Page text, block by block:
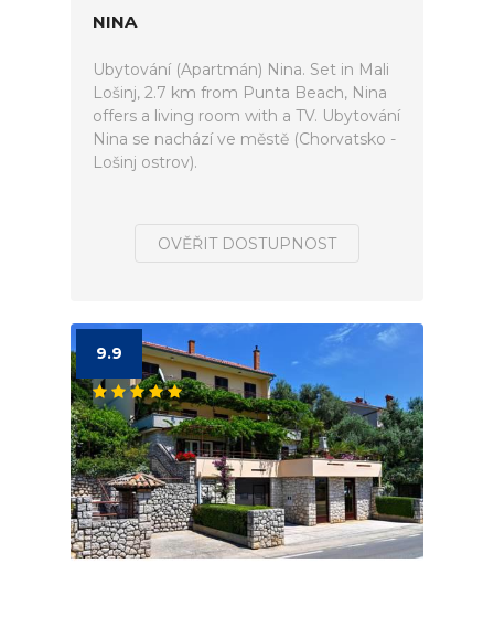
NINA
Ubytování (Apartmán) Nina. Set in Mali
Lošinj, 2.7 km from Punta Beach, Nina
offers a living room with a TV. Ubytování
Nina se nachází ve městě (Chorvatsko -
Lošinj ostrov).
OVĚŘIT DOSTUPNOST
9.9